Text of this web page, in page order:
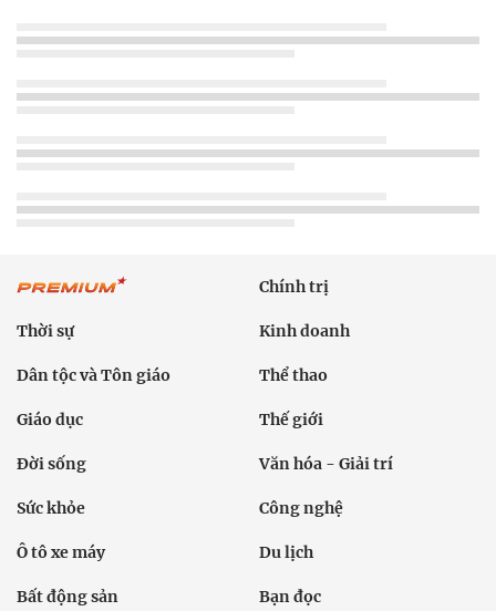
Chính trị
Thời sự Kinh doanh
Dân tộc và Tôn giáo Thể thao
Giáo dục Thế giới
Đời sống Văn hóa - Giải trí
Sức khỏe Công nghệ
Ô tô xe máy Du lịch
Bất động sản Bạn đọc